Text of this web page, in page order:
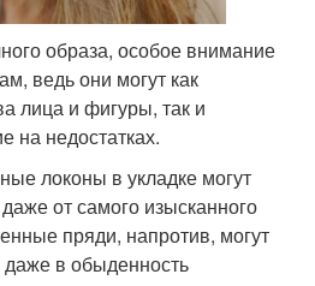
образа, особое внимание
ведь они могут как
лица и фигуры, так и
на недостатках.
локоны в укладке могут
от самого изысканного
пряди, напротив, могут
даже в обыденность